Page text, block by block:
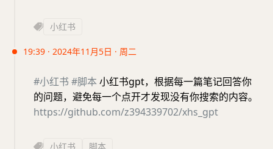
小红书
19:39 · 2024年11月5日 · 周二
#小红书 #脚本 小红书gpt，根据每一篇笔记回答你
的问题，避免每一个点开才发现没有你搜索的内容。
https://github.com/z394339702/xhs_gpt
小红书 脚本